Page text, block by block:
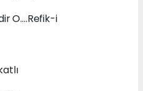
O….Refik-i